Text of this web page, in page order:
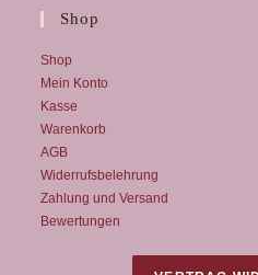
Shop
Shop
Mein Konto
Kasse
Warenkorb
AGB
Widerrufsbelehrung
Zahlung und Versand
Bewertungen